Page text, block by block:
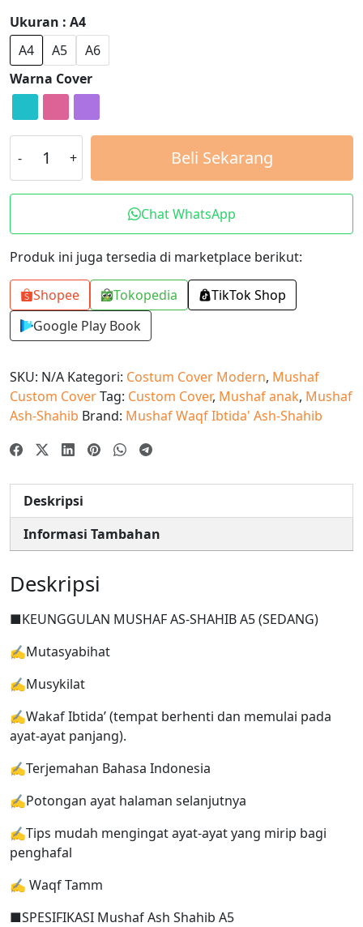
Ukuran : A4
A4
A5
A6
Warna Cover
C4.
Mushaf
Ash-
Nama
Beli Sekarang
Chat WhatsApp
Produk ini juga tersedia di marketplace berikut:
Shopee Tokopedia
TikTok Shop
Google Play Book
SKU: N/A Kategori: Costum Cover Modern, Mushaf
Custom CoverTag: Custom Cover, Mushaf anak, Mushaf
Ash-Shahib Brand: Mushaf Waqf Ibtida' Ash-Shahib
Deskripsi
Informasi Tambahan
Deskripsi
■KEUNGGULAN MUSHAF AS-SHAHIB A5 (SEDANG)
✍Mutasyabihat
✍Musykilat
✍Wakaf Ibtida’ (tempat berhenti dan memulai pada
ayat-ayat panjang).
✍Terjemahan Bahasa Indonesia
✍Potongan ayat halaman selanjutnya
✍Tips mudah mengingat ayat-ayat yang mirip bagi
penghafal
✍ Waqf Tamm
■SPESIFIKASI Mushaf Ash Shahib A5